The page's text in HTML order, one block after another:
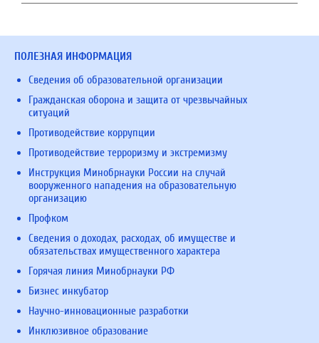
ПОЛЕЗНАЯ ИНФОРМАЦИЯ
Сведения об образовательной организации
Гражданская оборона и защита от чрезвычайных
ситуаций
Противодействие коррупции
Противодействие терроризму и экстремизму
Инструкция Минобрнауки России на случай
вооруженного нападения на образовательную
организацию
Профком
Сведения о доходах, расходах, об имуществе и
обязательствах имущественного характера
Горячая линия Минобрнауки РФ
Бизнес инкубатор
Научно-инновационные разработки
Инклюзивное образование